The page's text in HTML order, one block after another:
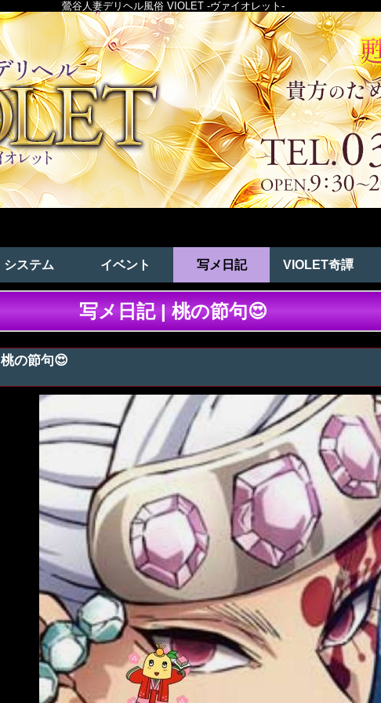
鶯谷人妻デリヘル風俗 VIOLET -ヴァイオレット-
システム イベント 写メ日記 VIOLET奇譚
写メ日記 | 桃の節句😍
桃の節句😍